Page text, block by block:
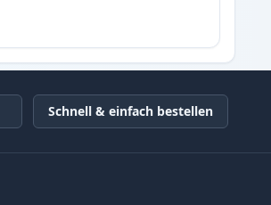
Schnell & einfach bestellen